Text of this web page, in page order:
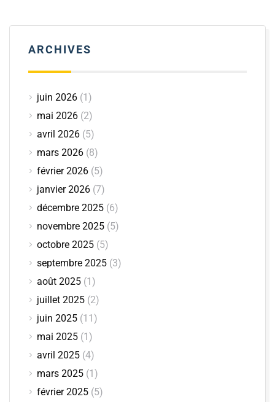
ARCHIVES
juin 2026 (1)
mai 2026 (2)
avril 2026 (5)
mars 2026 (8)
février 2026 (5)
janvier 2026 (7)
décembre 2025 (6)
novembre 2025 (5)
octobre 2025 (5)
septembre 2025 (3)
août 2025 (1)
juillet 2025 (2)
juin 2025 (11)
mai 2025 (1)
avril 2025 (4)
mars 2025 (1)
février 2025 (5)